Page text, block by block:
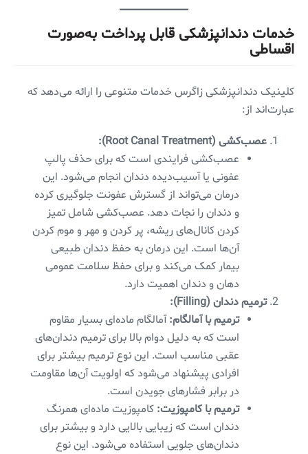
خدمات دندانپزشکی قابل پرداخت به‌صورت
اقساطی
کلینیک دندانپزشکی زاگرس خدمات متنوعی را ارائه می‌دهد که
عبارت‌اند از:
عصب‌کشی (Root Canal Treatment):
عصب‌کشی فرایندی است که برای حذف پالپ
عفونی یا آسیب‌دیده دندان انجام می‌شود. این
درمان می‌تواند از گسترش عفونت جلوگیری کرده
و دندان را نجات دهد. عصب‌کشی شامل تمیز
کردن کانال‌های ریشه، پر کردن و مهر و موم کردن
آن‌ها است. این درمان به حفظ دندان طبیعی
بیمار کمک می‌کند و برای حفظ سلامت عمومی
دهان و دندان اهمیت دارد.
ترمیم دندان (Filling):
ترمیم با آمالگام:آمالگام ماده‌ای بسیار مقاوم
است که به دلیل دوام بالا برای ترمیم دندان‌های
عقبی مناسب است. این نوع ترمیم بیشتر برای
افرادی پیشنهاد می‌شود که اولویت آن‌ها مقاومت
در برابر فشارهای جویدن است.
ترمیم با کامپوزیت: کامپوزیت ماده‌ای همرنگ
دندان است که زیبایی بالایی دارد و بیشتر برای
دندان‌های جلویی استفاده می‌شود. این نوع